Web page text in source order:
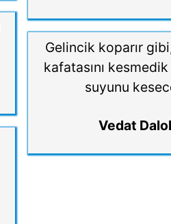
Gelincik koparır
kafatasını
suyunu
Vedat